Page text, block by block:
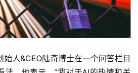
始人&CEO陆奇博士在一个问答栏目